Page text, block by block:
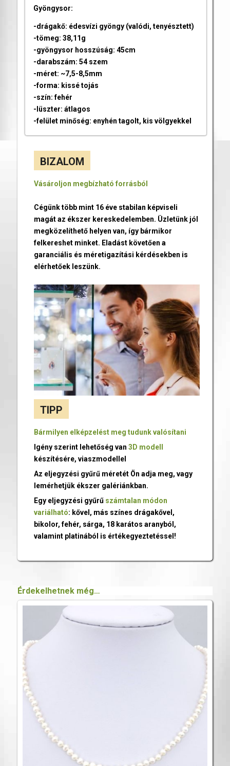
Gyöngysor:
-drágakő: édesvízi gyöngy (valódi, tenyésztett)
-tömeg: 38,11g
-gyöngysor hosszúság: 45cm
-darabszám: 54 szem
-méret: ~7,5-8,5mm
-forma: kissé tojás
-szín: fehér
-lüszter: átlagos
-felület minőség: enyhén tagolt, kis völgyekkel
BIZALOM
Vásároljon megbízható forrásból
Cégünk több mint 16 éve stabilan képviseli
magát az ékszer kereskedelemben. Üzletünk jól
megközelíthető helyen van, így bármikor
felkereshet minket. Eladást követően a
garanciális és méretigazítási kérdésekben is
elérhetőek leszünk.
TIPP
Bármilyen elképzelést meg tudunk valósítani
Igény szerint lehetőség van 3D modell
készítésére, viaszmodellel
Az eljegyzési gyűrű méretét Ön adja meg, vagy
lemérhetjük ékszer galériánkban.
Egy eljegyzési gyűrű számtalan módon
variálható: kővel, más színes drágakővel,
bikolor, fehér, sárga, 18 karátos aranyból,
valamint platinából is értékegyeztetéssel!
Érdekelhetnek még…